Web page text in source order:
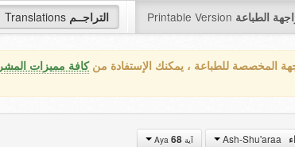
Translations التراجــم Printable Version الطباعة
المخصصة للطباعة ، يمكنك الإستفادة منكافة مميزات
آية Aya 68